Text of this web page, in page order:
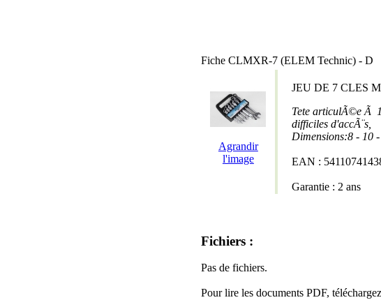
Fiche CLMXR-7 (ELEM Technic) - D
Agrandir
l'image
JEU DE 7 CLES
Tete articulÃ©e Ã
difficiles d'accÃ¨s,
Dimensions:8 - 10
EAN :
Garantie : 2 ans
Fichiers :
Pas de fichiers.
Pour lire les documents PDF,